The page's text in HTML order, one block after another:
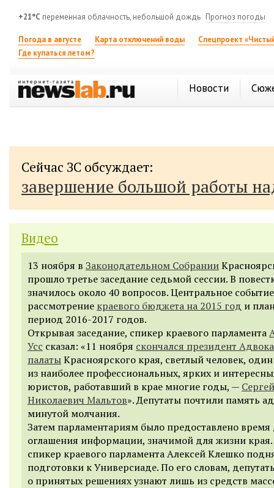
+21°C переменная облачность, небольшой дождь Прогноз погоды
Погода в августе Карта отключений воды
Спецпроект
Где купаться летом?
Новости
Сейчас ЗС обсуждает:
завершение большой работы
Видео
13 ноября в Законодательном Собрании
прошло третье заседание седьмой сессии. В
значилось около 40 вопросов. Центральное
рассмотрение краевого бюджета на 2015 год и
период 2016-2017 годов.
Открывая заседание, спикер краевого парламента
Усс сказал: «11 ноября скончался президент
палатыКрасноярского края, светлый человек, один
из наиболее профессиональных, ярких и
юристов, работавший в крае многие годы, — Сергей
Николаевич Мальтов». Депутаты почтили память
минутой молчания.
Затем парламентариям было предоставлено время
оглашения информации, значимой для жизни
спикер краевого парламента Алексей Клешко
подготовки к Универсиаде. По его словам,
о принятых решениях узнают лишь из средств